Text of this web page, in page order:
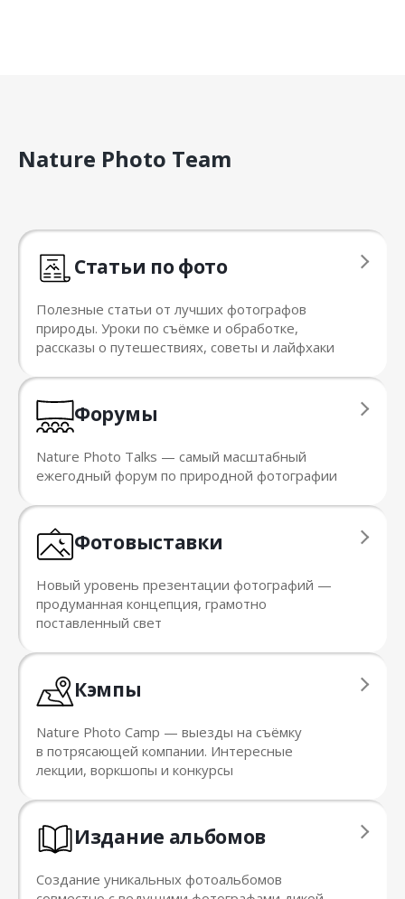
Nature Photo Team
Статьи по фото
Полезные статьи от лучших фотографов
природы. Уроки по съёмке и обработке,
рассказы о путешествиях, советы и лайфхаки
Форумы
Nature Photo Talks — cамый масштабный
ежегодный форум по природной фотографии
Фотовыставки
Новый уровень презентации фотографий —
продуманная концепция, грамотно
поставленный свет
Кэмпы
Nature Photo Camp — выезды на съёмку
в потрясающей компании. Интересные
лекции, воркшопы и конкурсы
Издание альбомов
Создание уникальных фотоальбомов